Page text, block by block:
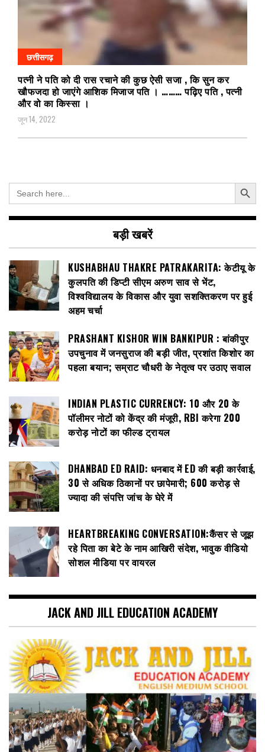
छत्तीसगढ़
पत्नी ने पति को दी रास रचाने की कुछ ऐसी सजा , कि सुन कर
खौफजदा हो जाएंगे आशिक मिजाज पति । ……… पढ़िए पति , पत्नी
और वो का किस्सा ।
जून 14, 2022
Search
for:
Search Button
बड़ी खबरें
KUSHABHAU THAKRE PATRAKARITA: केटीयू के
कुलपति की डिप्टी सीएम अरुण साव से भेंट,
विश्वविद्यालय के विकास और युवा सशक्तिकरण पर हुई
अहम चर्चा
PRASHANT KISHOR WIN BANKIPUR : बांकीपुर
उपचुनाव में जनसुराज की बड़ी जीत, प्रशांत किशोर का
पहला बयान; सम्राट चौधरी के नेतृत्व पर उठाए सवाल
INDIAN PLASTIC CURRENCY: ₹10 और ₹20 के
पॉलीमर नोटों को केंद्र की मंजूरी, RBI करेगा 200
करोड़ नोटों का फील्ड ट्रायल
DHANBAD ED RAID: धनबाद में ED की बड़ी कार्रवाई,
30 से अधिक ठिकानों पर छापेमारी; 600 करोड़ से
ज्यादा की संपत्ति जांच के घेरे में
HEARTBREAKING CONVERSATION:कैंसर से जूझ
रहे पिता का बेटे के नाम आखिरी संदेश, भावुक वीडियो
सोशल मीडिया पर वायरल
JACK AND JILL EDUCATION ACADEMY